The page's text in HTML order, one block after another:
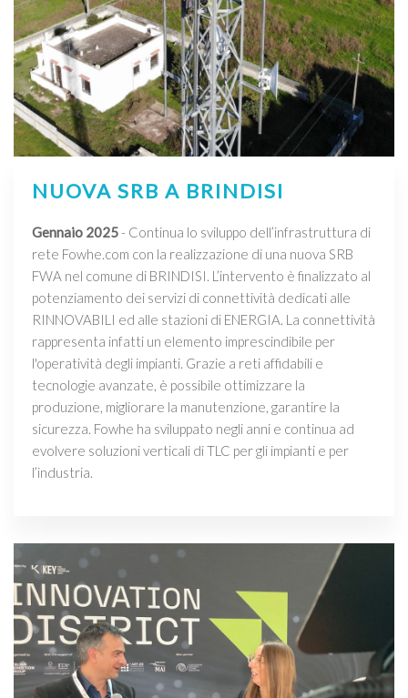
NUOVA SRB A BRINDISI
Gennaio 2025- Continua lo sviluppo dell’infrastruttura di
rete Fowhe.com con la realizzazione di una nuova SRB
FWA nel comune di BRINDISI. L’intervento è finalizzato al
potenziamento dei servizi di connettività dedicati alle
RINNOVABILI ed alle stazioni di ENERGIA. La connettività
rappresenta infatti un elemento imprescindibile per
l'operatività degli impianti. Grazie a reti affidabili e
tecnologie avanzate, è possibile ottimizzare la
produzione, migliorare la manutenzione, garantire la
sicurezza. Fowhe ha sviluppato negli anni e continua ad
evolvere soluzioni verticali di TLC per gli impianti e per
l’industria.